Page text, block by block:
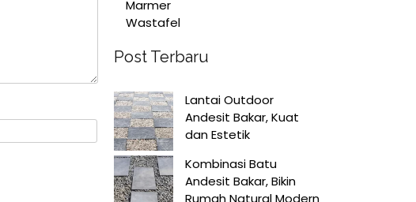
Marmer
Wastafel
Post Terbaru
Lantai Outdoor
Andesit Bakar, Kuat
dan Estetik
Kombinasi Batu
Andesit Bakar, Bikin
Rumah Natural Modern